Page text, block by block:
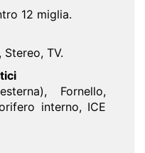
12 miglia.
TV.
Fornello,
interno, ICE